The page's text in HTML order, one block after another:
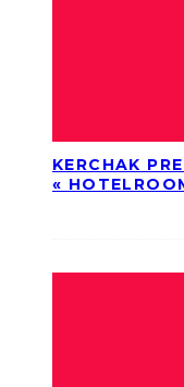
KERCHAK
«